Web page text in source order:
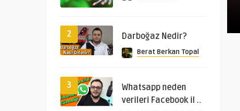
2 Darboğaz Nedir?
Berat Berkan Topal
3
Whatsapp neden
verileri Facebook il ..